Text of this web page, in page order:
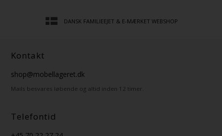
DANSK FAMILIEEJET & E-MÆRKET WEBSHOP
Kontakt
shop@mobellageret.dk
Mails besvares løbende og altid inden 12 timer.
Telefontid